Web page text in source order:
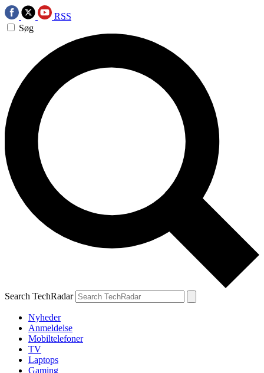
RSS
Søg
Search TechRadar
Nyheder
Anmeldelse
Mobiltelefoner
TV
Laptops
Gaming